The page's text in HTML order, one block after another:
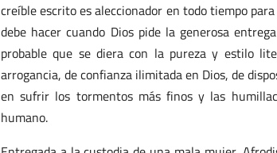
creíble escrito es aleccionador en todo tiempo
debe hacer cuando Dios pide la generosa
probable que se diera con la pureza y estilo
arrogancia, de confianza ilimitada en Dios, de
en sufrir los tormentos más finos y las
humano.